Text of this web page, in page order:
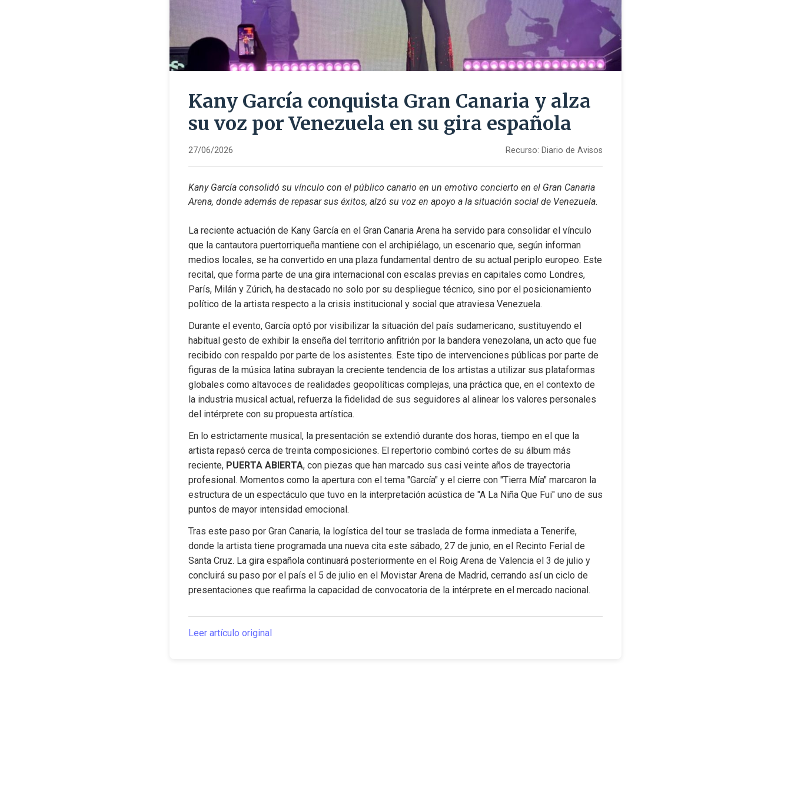
Kany García conquista Gran Canaria y alza
su voz por Venezuela en su gira española
27/06/2026 Recurso: Diario de Avisos
Kany García consolidó su vínculo con el público canario en un emotivo concierto en el Gran Canaria
Arena, donde además de repasar sus éxitos, alzó su voz en apoyo a la situación social de Venezuela.
La reciente actuación de Kany García en el Gran Canaria Arena ha servido para consolidar el vínculo
que la cantautora puertorriqueña mantiene con el archipiélago, un escenario que, según informan
medios locales, se ha convertido en una plaza fundamental dentro de su actual periplo europeo. Este
recital, que forma parte de una gira internacional con escalas previas en capitales como Londres,
París, Milán y Zúrich, ha destacado no solo por su despliegue técnico, sino por el posicionamiento
político de la artista respecto a la crisis institucional y social que atraviesa Venezuela.
Durante el evento, García optó por visibilizar la situación del país sudamericano, sustituyendo el
habitual gesto de exhibir la enseña del territorio anfitrión por la bandera venezolana, un acto que fue
recibido con respaldo por parte de los asistentes. Este tipo de intervenciones públicas por parte de
figuras de la música latina subrayan la creciente tendencia de los artistas a utilizar sus plataformas
globales como altavoces de realidades geopolíticas complejas, una práctica que, en el contexto de
la industria musical actual, refuerza la fidelidad de sus seguidores al alinear los valores personales
del intérprete con su propuesta artística.
En lo estrictamente musical, la presentación se extendió durante dos horas, tiempo en el que la
artista repasó cerca de treinta composiciones. El repertorio combinó cortes de su álbum más
reciente, PUERTA ABIERTA, con piezas que han marcado sus casi veinte años de trayectoria
profesional. Momentos como la apertura con el tema "García" y el cierre con "Tierra Mía" marcaron la
estructura de un espectáculo que tuvo en la interpretación acústica de "A La Niña Que Fui" uno de sus
puntos de mayor intensidad emocional.
Tras este paso por Gran Canaria, la logística del tour se traslada de forma inmediata a Tenerife,
donde la artista tiene programada una nueva cita este sábado, 27 de junio, en el Recinto Ferial de
Santa Cruz. La gira española continuará posteriormente en el Roig Arena de Valencia el 3 de julio y
concluirá su paso por el país el 5 de julio en el Movistar Arena de Madrid, cerrando así un ciclo de
presentaciones que reafirma la capacidad de convocatoria de la intérprete en el mercado nacional.
Leer artículo original